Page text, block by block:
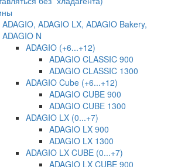
ADAGIO, ADAGIO LX, ADAGIO Bakery,
ADAGIO N
ADAGIO (+6...+12)
ADAGIO CLASSIC 900
ADAGIO CLASSIC 1300
ADAGIO Cube (+6...+12)
ADAGIO CUBE 900
ADAGIO CUBE 1300
ADAGIO LX (0...+7)
ADAGIO LX 900
ADAGIO LX 1300
ADAGIO LX CUBE (0...+7)
ADAGIO LX CUBE 900